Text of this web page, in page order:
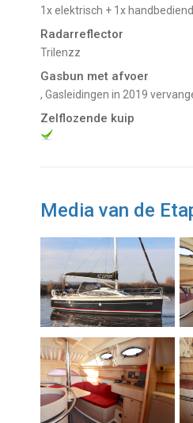
1x elektrisch + 1x handbediend
Radarreflector
Trilenzz
Gasbun met afvoer
, Gasleidingen in 2019
Zelflozende kuip
Media van de